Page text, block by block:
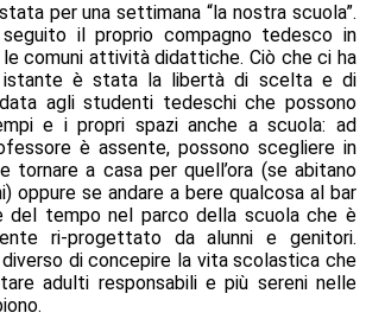
per una settimana “la nostra scuola”.
il proprio compagno tedesco in
comuni attività didattiche. Ciò che ci ha
è stata la libertà di scelta e di
agli studenti tedeschi che possono
e i propri spazi anche a scuola: ad
è assente, possono scegliere in
tornare a casa per quell’ora (se abitano
oppure se andare a bere qualcosa al bar
del tempo nel parco della scuola che è
ri-progettato da alunni e genitori.
di concepire la vita scolastica che
adulti responsabili e più sereni nelle